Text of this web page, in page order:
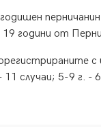
19 години от
с
случаи; 5-9 г. - 6